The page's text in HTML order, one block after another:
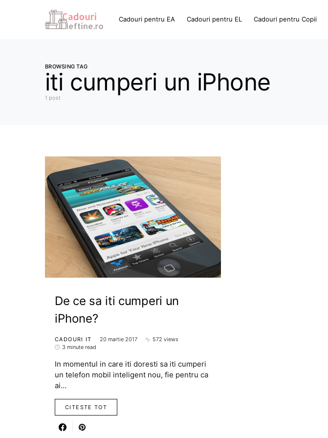
Cadouri pentru EA Cadouri pentru EL Cadouri pentru Copii
BROWSING TAG
iti cumperi un iPhone
1 post
De ce sa iti cumperi un
iPhone?
CADOURI IT 20 martie 2017
572 views
3 minute read
In momentul in care iti doresti sa iti cumperi
un telefon mobil inteligent nou, fie pentru ca
ai…
CITESTE TOT